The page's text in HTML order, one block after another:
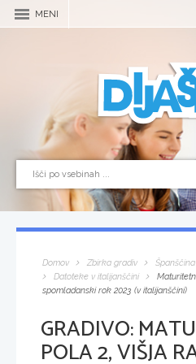
MENI
Domov Zbirka gradiv Španščina
Datoteke v italijanščini
spomladanski rok 2023 (v italijanščini)
GRADIVO:
POLA 2, VIŠJA